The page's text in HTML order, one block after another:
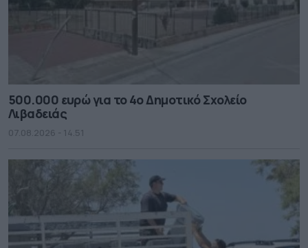
500.000 ευρώ για το 4ο Δημοτικό Σχολείο
Λιβαδειάς
07.08.2026 - 14.51